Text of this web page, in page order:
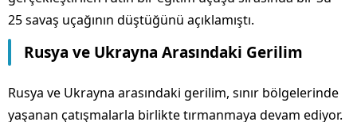
25 savaş uçağının düştüğünü açıklamıştı.
Rusya ve Ukrayna Arasındaki Gerilim
Rusya ve Ukrayna arasındaki gerilim, sınır bölgelerinde
yaşanan çatışmalarla birlikte tırmanmaya devam ediyor.